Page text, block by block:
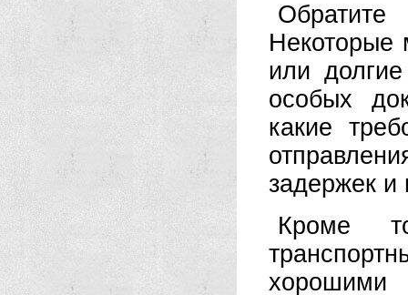
Некоторые
или
особых
какие
задержек и
Кроме